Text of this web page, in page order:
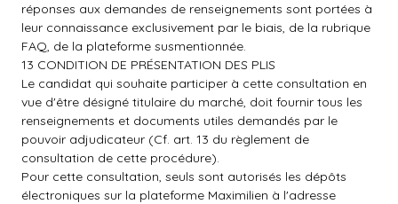
réponses aux demandes de renseignements sont portées à
leur connaissance exclusivement par le biais, de la rubrique
FAQ, de la plateforme susmentionnée.
13 CONDITION DE PRÉSENTATION DES PLIS
Le candidat qui souhaite participer à cette consultation en
vue d'être désigné titulaire du marché, doit fournir tous les
renseignements et documents utiles demandés par le
pouvoir adjudicateur (Cf. art. 13 du règlement de
consultation de cette procédure).
Pour cette consultation, seuls sont autorisés les dépôts
électroniques sur la plateforme Maximilien à l'adresse